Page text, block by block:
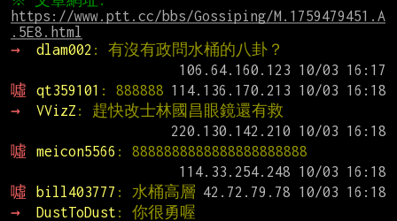
https://www.ptt.cc/bbs/Gossiping/M.1759479451.A
.5E8.html
→
dlam002 : 有沒有政問水桶的八卦？
噓
qt359101 : 888888
→
VVizZ : 趕快改士林國昌眼鏡還有救
噓
meicon5566 : 8888888888888888888888
噓
bill403777 : 水桶高層
→
DustToDust : 你很勇喔